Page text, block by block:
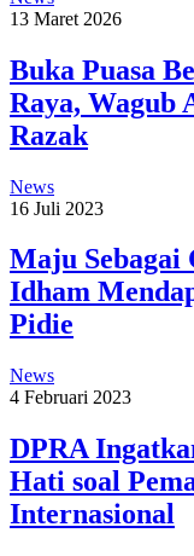
13 Maret 2026
Buka Puasa
Raya, Wagub
Razak
News
16 Juli 2023
Maju Sebagai
Idham
Pidie
News
4 Februari 2023
DPRA
Hati soal
Internasional